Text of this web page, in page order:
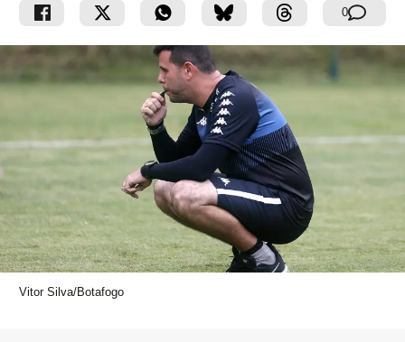
0
Vitor Silva/Botafogo